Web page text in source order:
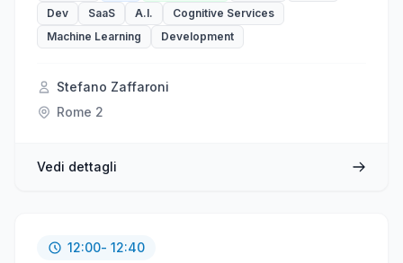
enhance natural language processing capabilities
within Azure OpenAI. Additionally, we showcase how
these advanced solutions can be easily integrated
build intelligent applications and automate processes
with ease. Join us on this transformative journey as
we unravel the enigmatic charm of words, Azure
Dev
SaaS A.I.
Cognitive Services
Machine Learning
Development
Stefano Zaffaroni
Rome 2
Vedi dettagli
12:00- 12:40